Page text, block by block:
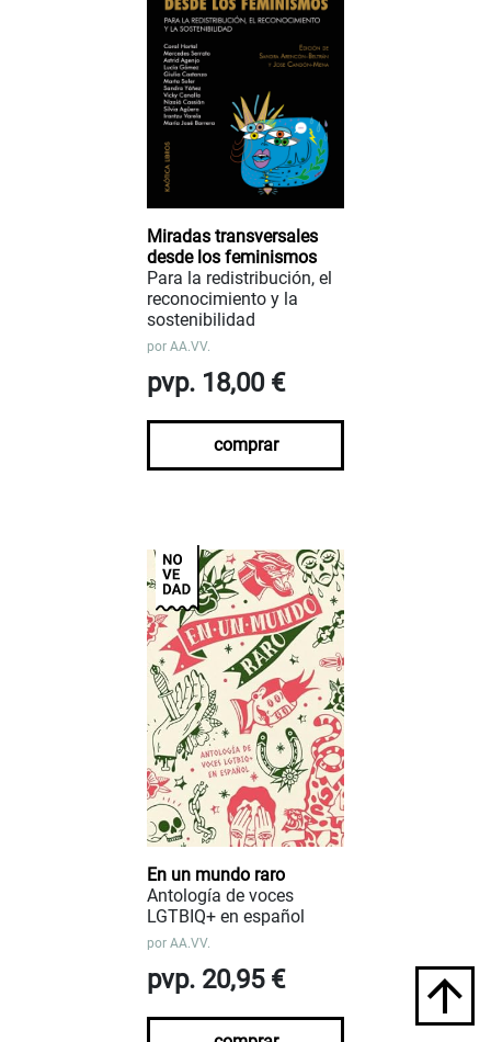
Miradas transversales
desde los feminismos
Para la redistribución, el
reconocimiento y la
sostenibilidad
por AA.VV.
pvp. 18,00 €
comprar
En un mundo raro
Antología de voces
LGTBIQ+ en español
por AA.VV.
pvp. 20,95 €